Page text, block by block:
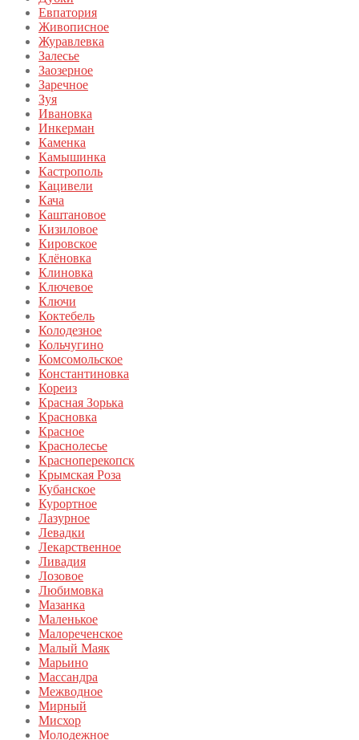
Евпатория
Живописное
Журавлевка
Залесье
Заозерное
Заречное
Зуя
Ивановка
Инкерман
Каменка
Камышинка
Кастрополь
Кацивели
Кача
Каштановое
Кизиловое
Кировское
Клёновка
Клиновка
Ключевое
Ключи
Коктебель
Колодезное
Кольчугино
Комсомольское
Константиновка
Кореиз
Красная Зорька
Красновка
Красное
Краснолесье
Красноперекопск
Крымская Роза
Кубанское
Курортное
Лазурное
Левадки
Лекарственное
Ливадия
Лозовое
Любимовка
Мазанка
Маленькое
Малореченское
Малый Маяк
Марьино
Массандра
Межводное
Мирный
Мисхор
Молодежное